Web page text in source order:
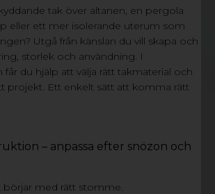
tak över altanen, en pergola
eller ett mer isolerande uterum som
Utgå från känslan du vill skapa och
storlek och användning. I
får du hjälp att välja rätt takmaterial och
projekt. Ett enkelt sätt att komma rätt
– anpassa efter snözon och
börjar med rätt stomme.